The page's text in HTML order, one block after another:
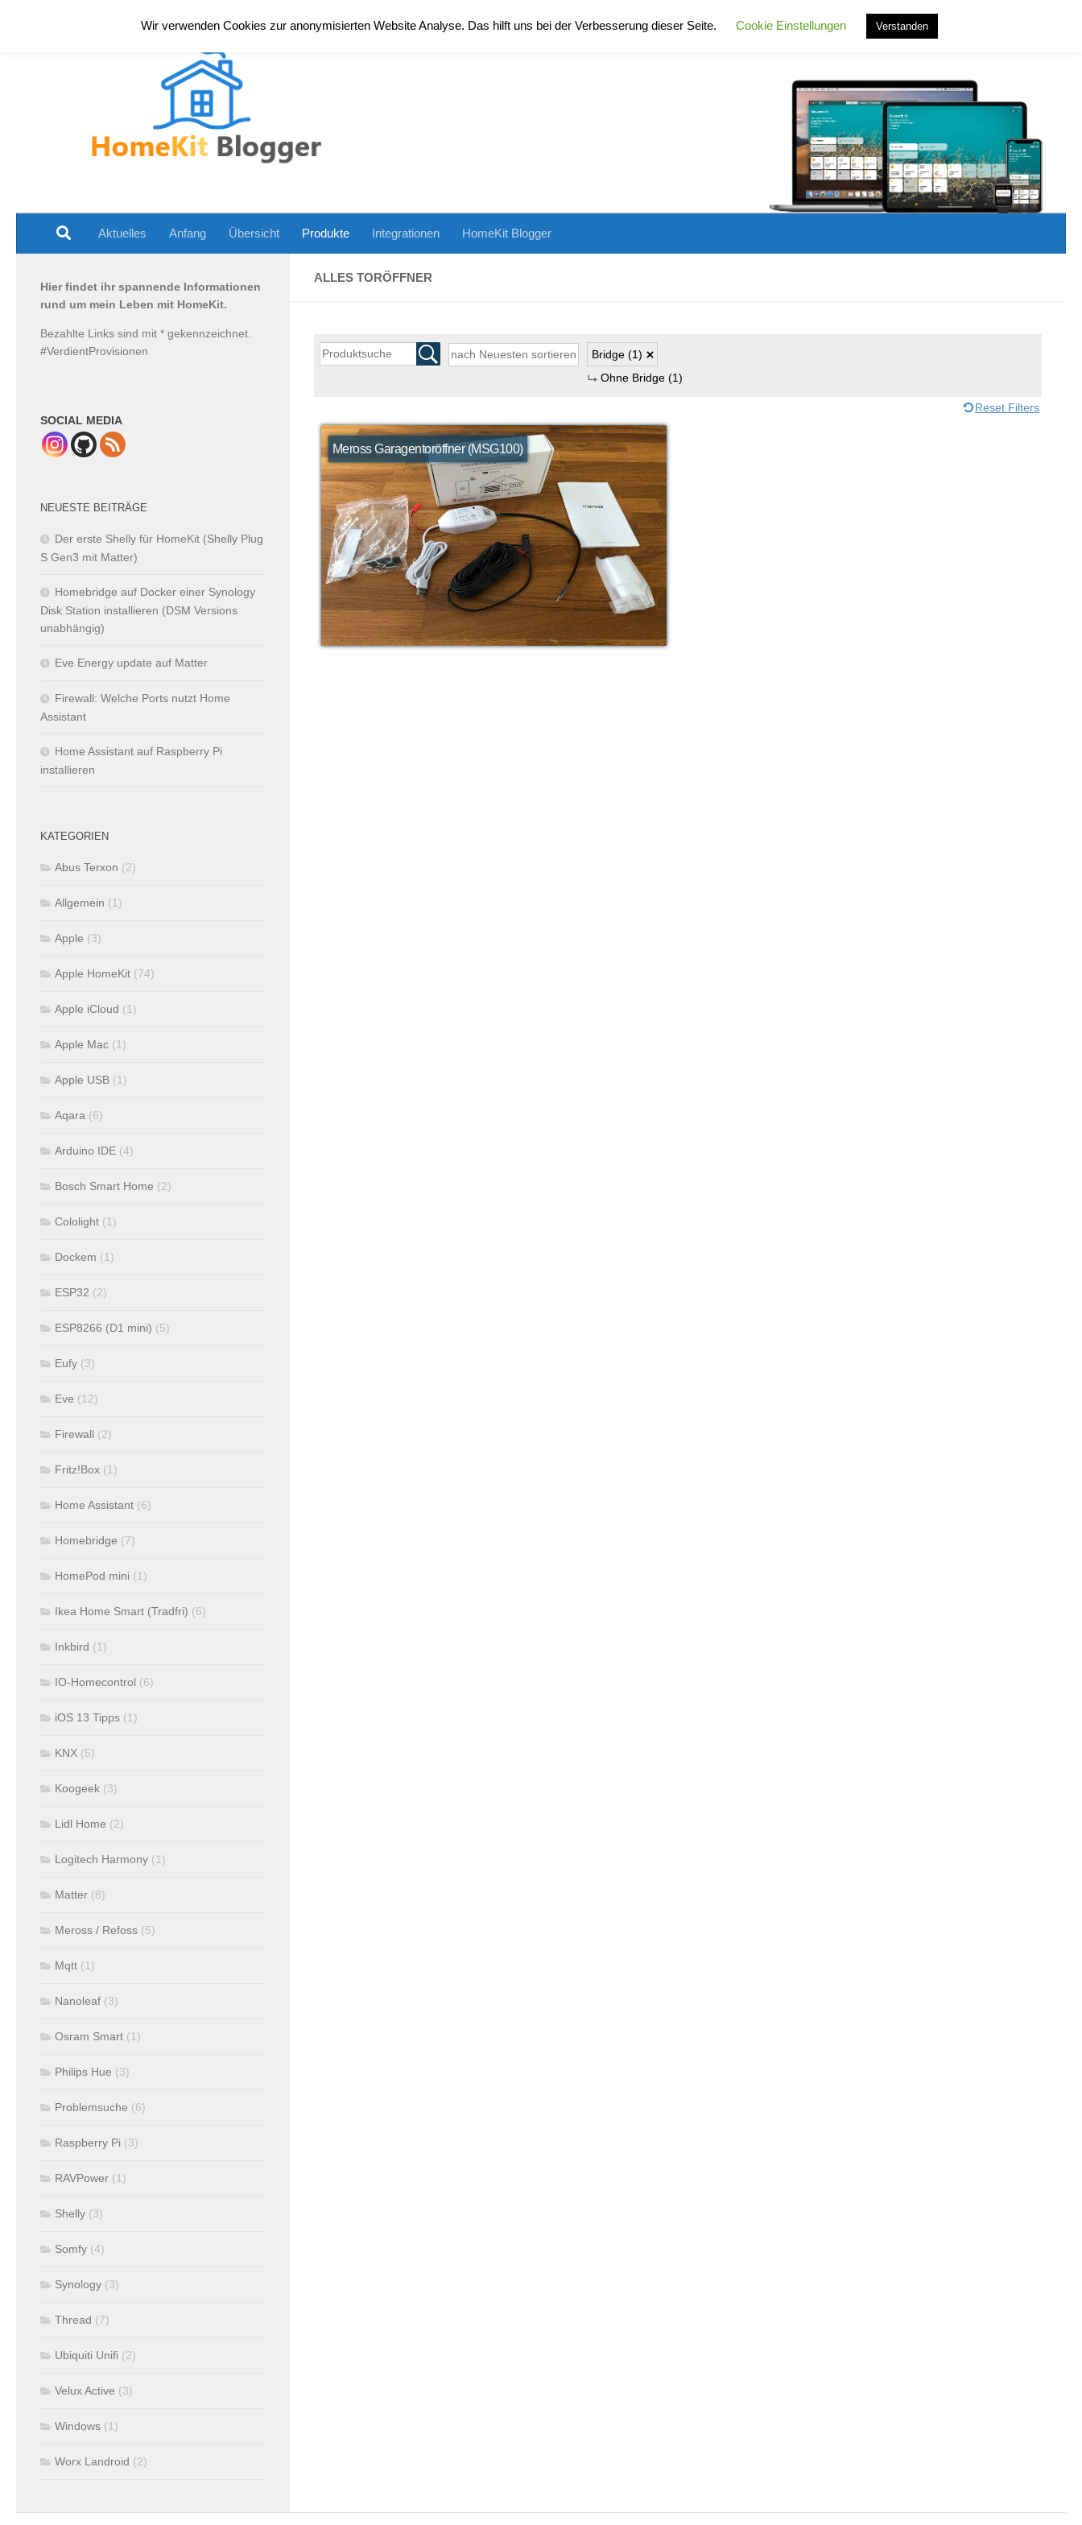
Aktuelles Anfang Übersicht Produkte Integrationen HomeKit Blogger
ALLES TORÖFFNER
Bridge (1)
Ohne Bridge (1)
Reset Filters
Meross Garagentoröffner (MSG100)
Hier findet ihr spannende Informationen
rund um mein Leben mit HomeKit.
Bezahlte Links sind mit * gekennzeichnet.
#VerdientProvisionen
SOCIAL MEDIA
NEUESTE BEITRÄGE
Der erste Shelly für HomeKit (Shelly Plug
S Gen3 mit Matter)
Homebridge auf Docker einer Synology
Disk Station installieren (DSM Versions
unabhängig)
Eve Energy update auf Matter
Firewall: Welche Ports nutzt Home
Assistant
Home Assistant auf Raspberry Pi
installieren
KATEGORIEN
Abus Terxon (2)
Allgemein (1)
Apple (3)
Apple HomeKit (74)
Apple iCloud (1)
Apple Mac (1)
Apple USB (1)
Aqara (6)
Arduino IDE (4)
Bosch Smart Home (2)
Cololight (1)
Dockem (1)
ESP32 (2)
ESP8266 (D1 mini) (5)
Eufy (3)
Eve (12)
Firewall (2)
Fritz!Box (1)
Home Assistant (6)
Homebridge (7)
HomePod mini (1)
Ikea Home Smart (Tradfri) (6)
Inkbird (1)
IO-Homecontrol (6)
iOS 13 Tipps (1)
KNX (5)
Koogeek (3)
Lidl Home (2)
Logitech Harmony (1)
Matter (8)
Meross / Refoss (5)
Mqtt (1)
Nanoleaf (3)
Osram Smart (1)
Philips Hue (3)
Problemsuche (6)
Raspberry Pi (3)
RAVPower (1)
Shelly (3)
Somfy (4)
Synology (3)
Thread (7)
Ubiquiti Unifi (2)
Velux Active (3)
Windows (1)
Worx Landroid (2)
Wir verwenden Cookies zur anonymisierten Website Analyse. Das hilft uns bei der Verbesserung dieser Seite. Cookie Einstellungen Verstanden